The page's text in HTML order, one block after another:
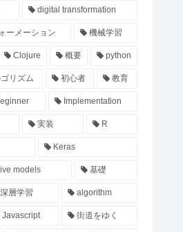
digital transformation
ーメーション 機械学習
Clojure 概要 python
リズム 初心者 教育
Implementation
実装 R
Keras
models 基礎
深層学習 algorithm
Javascript 街道をゆく